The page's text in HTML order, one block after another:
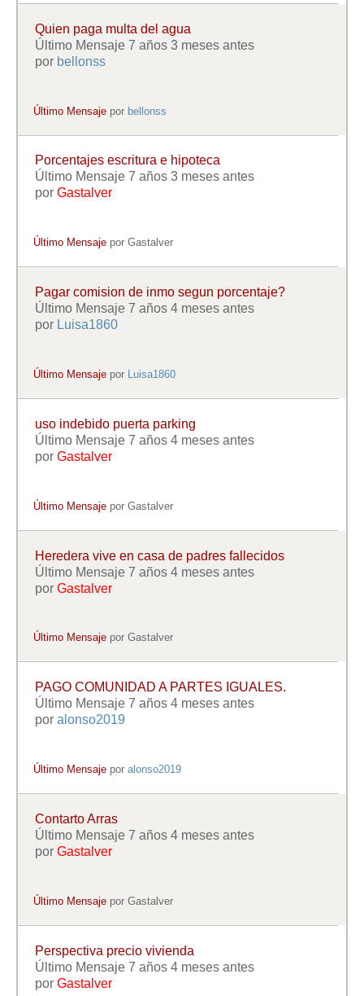
Quien paga multa del agua
Último Mensaje 7 años 3 meses antes
por bellonss
Último Mensaje por bellonss
Porcentajes escritura e hipoteca
Último Mensaje 7 años 3 meses antes
por Gastalver
Último Mensaje porGastalver
Pagar comision de inmo segun porcentaje?
Último Mensaje 7 años 4 meses antes
por Luisa1860
Último Mensaje por Luisa1860
uso indebido puerta parking
Último Mensaje 7 años 4 meses antes
por Gastalver
Último Mensaje porGastalver
Heredera vive en casa de padres fallecidos
Último Mensaje 7 años 4 meses antes
por Gastalver
Último Mensaje porGastalver
PAGO COMUNIDAD A PARTES IGUALES.
Último Mensaje 7 años 4 meses antes
por alonso2019
Último Mensaje poralonso2019
Contarto Arras
Último Mensaje 7 años 4 meses antes
por Gastalver
Último Mensaje porGastalver
Perspectiva precio vivienda
Último Mensaje 7 años 4 meses antes
por Gastalver